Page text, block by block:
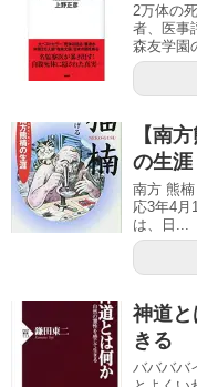
2万体の
者、医事
森友学園
【南
の生涯
南方 熊
応3年4月
は、日...
神道
きる
ババババ